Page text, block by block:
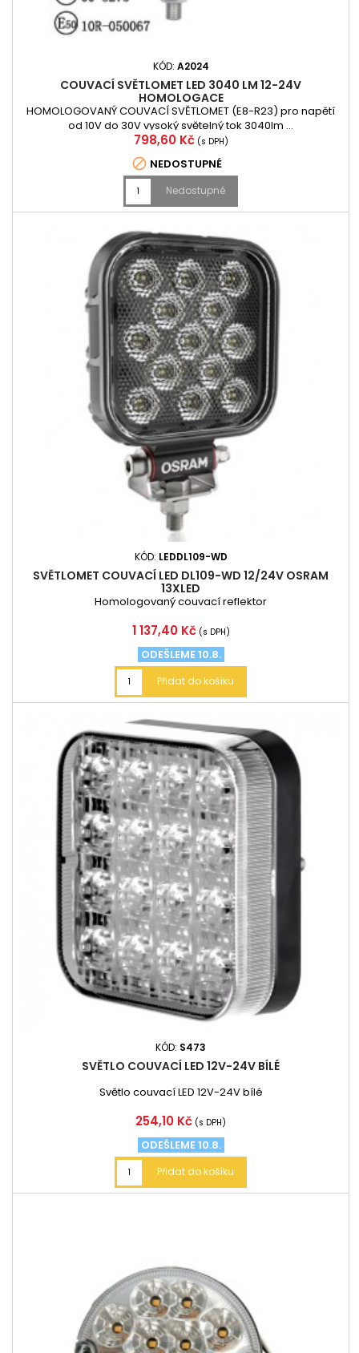
KÓD: A2024
COUVACÍ SVĚTLOMET LED 3040 LM 12-24V
HOMOLOGACE
HOMOLOGOVANÝ COUVACÍ SVĚTLOMET (E8-R23) pro napětí
od 10V do 30V vysoký světelný tok 3040lm ...
Cena
798,60 Kč (s DPH)
 NEDOSTUPNÉ
Nedostupné
KÓD: LEDDL109-WD
SVĚTLOMET COUVACÍ LED DL109-WD 12/24V OSRAM
13XLED
Homologovaný couvací reflektor
Cena
1 137,40 Kč (s DPH)
ODEŠLEME 10.8.
Přidat do košíku
KÓD: S473
SVĚTLO COUVACÍ LED 12V-24V BÍLÉ
Světlo couvací LED 12V-24V bílé
Cena
254,10 Kč (s DPH)
ODEŠLEME 10.8.
Přidat do košíku